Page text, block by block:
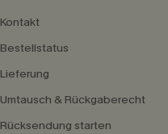
Kontakt
Bestellstatus
Lieferung
Umtausch & Rückgaberecht
Rücksendung starten